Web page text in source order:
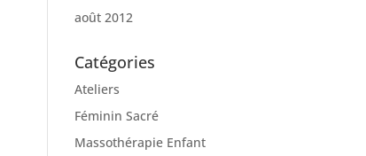
août 2012
Catégories
Ateliers
Féminin Sacré
Massothérapie Enfant